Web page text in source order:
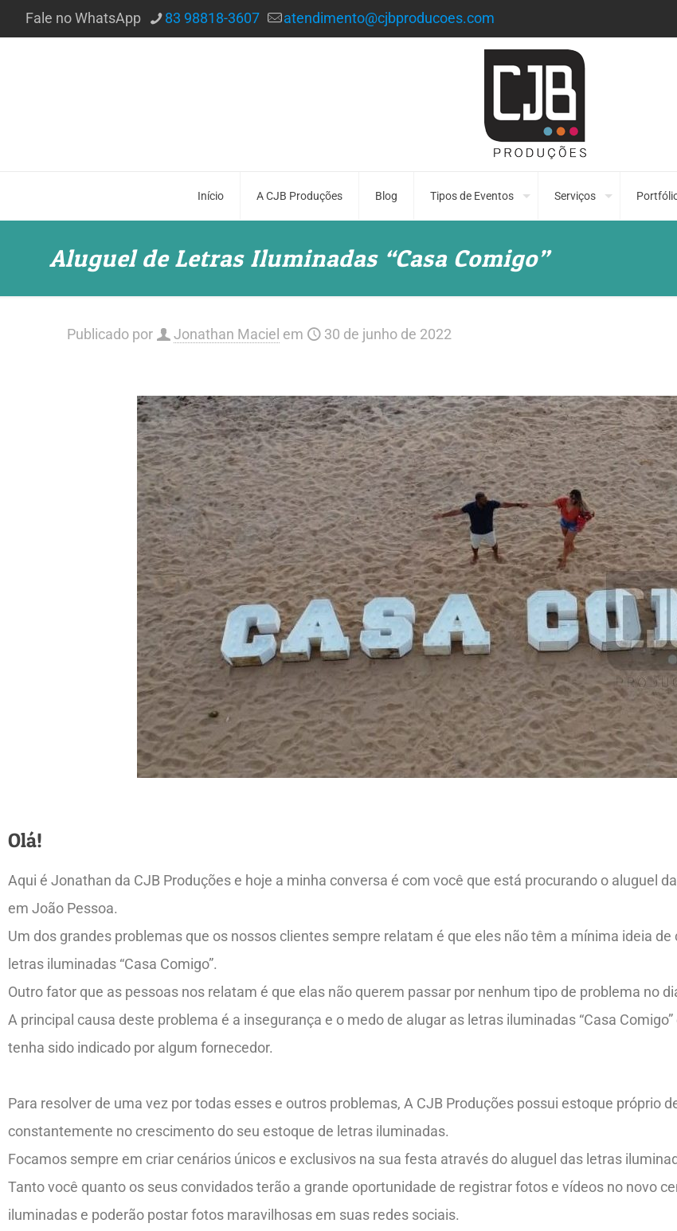
Fale no WhatsApp 83 98818-3607 atendimento@cjbproducoes.com
Início A CJB Produções Blog Tipos de Eventos Serviços
Aluguel de Letras Iluminadas “Casa Comigo”
Publicado por Jonathan Maciel em 30 de junho de 2022
Olá!
Aqui é Jonathan da CJB Produções e hoje a minha conversa é com você que está procurando o aluguel
em João Pessoa.
Um dos grandes problemas que os nossos clientes sempre relatam é que eles não têm a mínima ideia
letras iluminadas “Casa Comigo”.
Outro fator que as pessoas nos relatam é que elas não querem passar por nenhum tipo de problema no
A principal causa deste problema é a insegurança e o medo de alugar as letras iluminadas “Casa
tenha sido indicado por algum fornecedor.
Para resolver de uma vez por todas esses e outros problemas, A CJB Produções possui estoque próprio
constantemente no crescimento do seu estoque de letras iluminadas.
Focamos sempre em criar cenários únicos e exclusivos na sua festa através do aluguel das letras
Tanto você quanto os seus convidados terão a grande oportunidade de registrar fotos e vídeos no novo
iluminadas e poderão postar fotos maravilhosas em suas redes sociais.